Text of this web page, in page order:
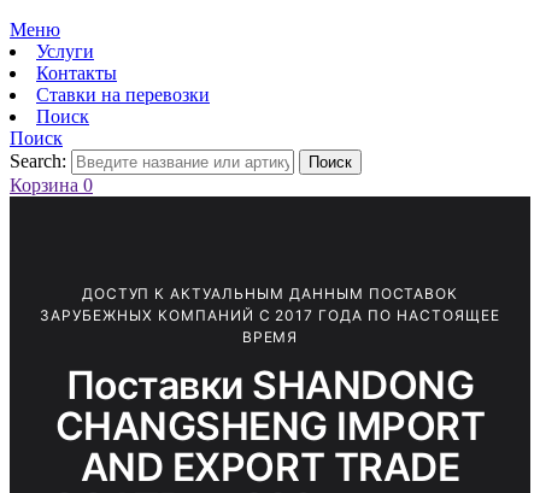
Меню
Услуги
Контакты
Ставки на перевозки
Поиск
Поиск
Search:
Поиск
Корзина 0
ДОСТУП К АКТУАЛЬНЫМ ДАННЫМ ПОСТАВОК
ЗАРУБЕЖНЫХ КОМПАНИЙ С 2017 ГОДА ПО НАСТОЯЩЕЕ
ВРЕМЯ
Поставки SHANDONG
CHANGSHENG IMPORT
AND EXPORT TRADE